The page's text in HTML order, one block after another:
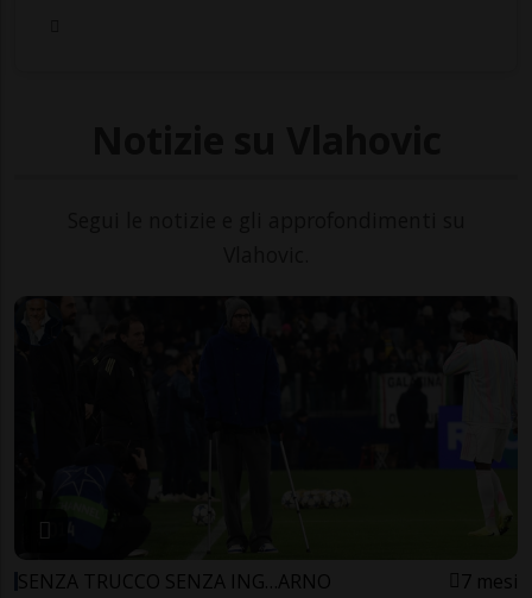
SENZA TRUCCO SENZA ING…ARNO 7 mesi